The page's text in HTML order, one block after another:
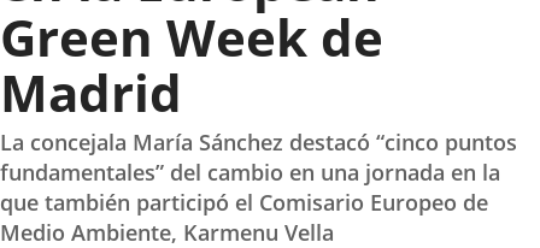
Green Week de
Madrid
La concejala María Sánchez destacó “cinco puntos
fundamentales” del cambio en una jornada en la
que también participó el Comisario Europeo de
Medio Ambiente, Karmenu Vella